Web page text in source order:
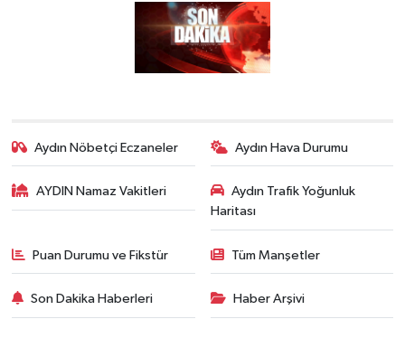
Aydın Nöbetçi Eczaneler Aydın Hava Durumu
AYDIN Namaz Vakitleri
Aydın Trafik Yoğunluk
Haritası
Puan Durumu ve Fikstür Tüm Manşetler
Son Dakika Haberleri Haber Arşivi